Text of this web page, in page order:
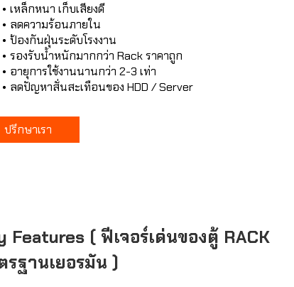
เหล็กหนา เก็บเสียงดี
ลดความร้อนภายใน
ป้องกันฝุ่นระดับโรงงาน
รองรับน้ำหนักมากกว่า Rack ราคาถูก
อายุการใช้งานนานกว่า 2-3 เท่า
ลดปัญหาสั่นสะเทือนของ HDD / Server
ปรึกษาเรา
Features ( ฟีเจอร์เด่นของตู้ RACK
รฐานเยอรมัน )